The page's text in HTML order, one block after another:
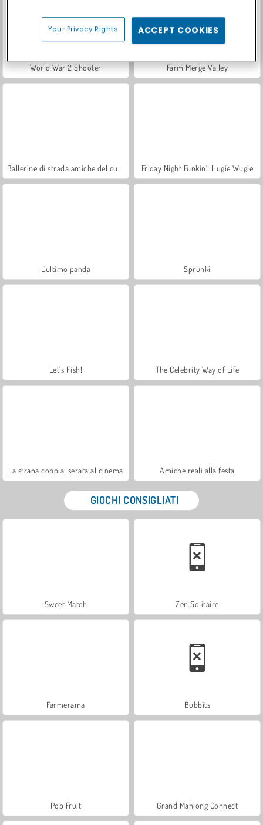
World War 2 Shooter Farm Merge Valley
Friday Night Funkin': Hugie Wugie
L'ultimo panda Sprunki
Let's Fish! The Celebrity Way of Life
La strana coppia: serata al cinema Amiche reali alla festa
GIOCHI CONSIGLIATI
Sweet Match Zen Solitaire
Farmerama Bubbits
Pop Fruit Grand Mahjong Connect
Your Privacy Rights ACCEPT COOKIES